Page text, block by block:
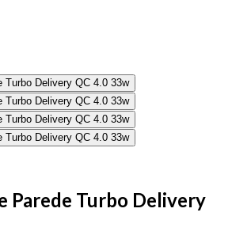
Parede Turbo Delivery